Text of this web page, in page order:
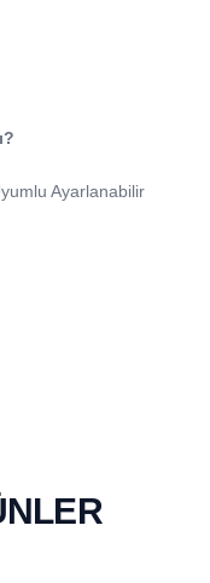
Ayarlanabilir